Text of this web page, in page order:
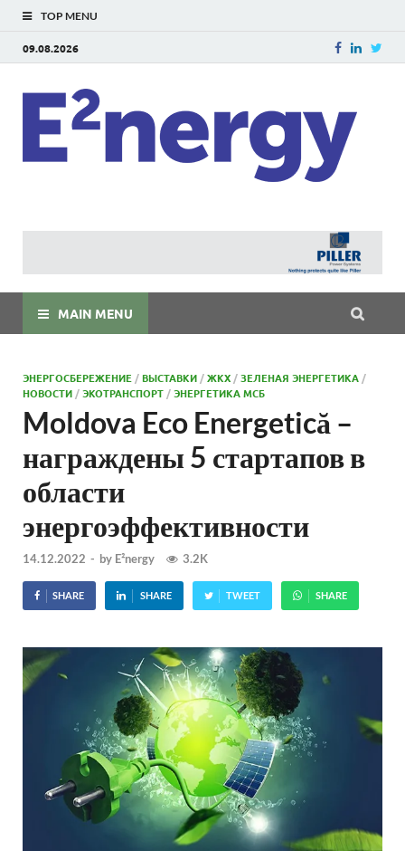
TOP MENU
09.08.2026
MAIN MENU
ЭНЕРГОСБЕРЕЖЕНИЕ /ВЫСТАВКИ /ЖКХ /ЗЕЛЕНАЯ ЭНЕРГЕТИКА /
НОВОСТИ /ЭКОТРАНСПОРТ /ЭНЕРГЕТИКА МСБ
Moldova Eco Energetică –
награждены 5 стартапов в
области
энергоэффективности
14.12.2022 - by E²nergy 3.2K
SHARE SHARE TWEET SHARE